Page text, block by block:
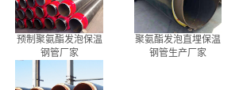
预制聚氨酯发泡保温
钢管厂家
聚氨酯发泡直埋保温
钢管生产厂家